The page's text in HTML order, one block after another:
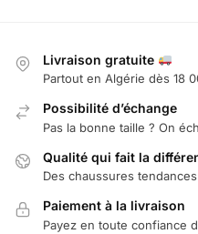
Livraison gratuite
Partout en Algérie dès 18
Possibilité d’échange
Pas la bonne taille ? On
Qualité qui fait la
Des chaussures
Paiement à la livraison
Payez en toute confiance